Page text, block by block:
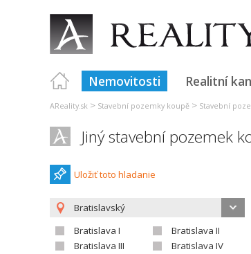
Nemovitosti Realitní
AReality.sk > Stavební pozemky koupě > Stavební
Jiný stavební pozemek
Uložiť toto hladanie
Bratislavský
Bratislava I
Bratislava II
Bratislava III
Bratislava IV